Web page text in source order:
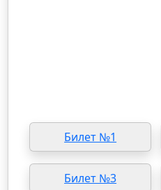
Билет №1
Билет №3